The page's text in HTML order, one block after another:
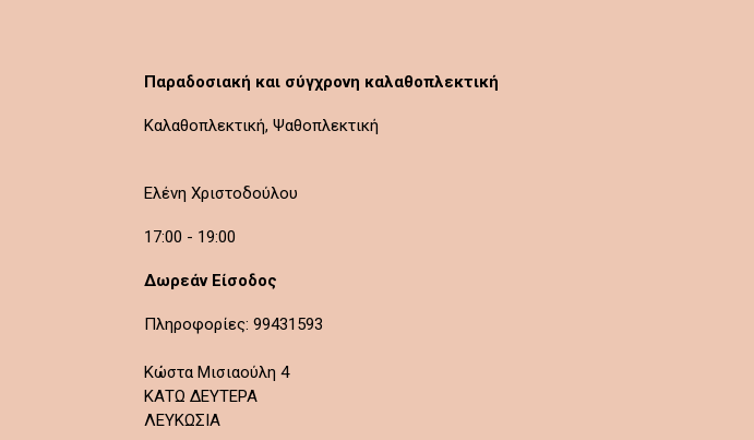
Παραδοσιακή και σύγχρονη καλαθοπλεκτική
Καλαθοπλεκτική, Ψαθοπλεκτική
Ελένη Χριστοδούλου
17:00 - 19:00
Δωρεάν Είσοδος
Πληροφορίες: 99431593
Κώστα Μισιαούλη 4
ΚΑΤΩ ΔΕΥΤΕΡΑ
ΛΕΥΚΩΣΙΑ